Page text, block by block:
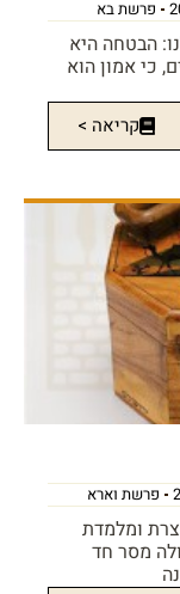
פרשת בא
הבטחה היא
כי אמון הוא
קריאה >
פרשת וארא
ומלמדת
מסר חד